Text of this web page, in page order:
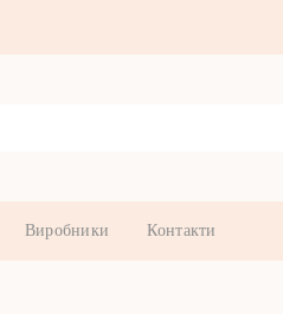
Виробники Контакти